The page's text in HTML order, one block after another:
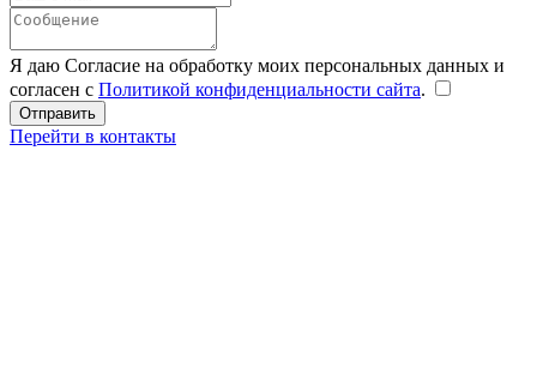
Я даю Согласие на обработку моих персональных данных и
согласен с Политикой конфиденциальности сайта.
Перейти в контакты